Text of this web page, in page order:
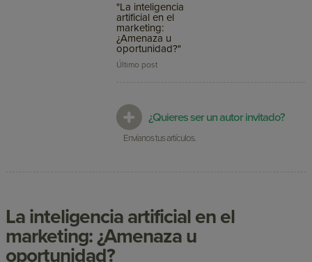
"La inteligencia
artificial en el
marketing:
¿Amenaza u
oportunidad?"
Último post
¿Quieres ser un autor invitado?
Envíanos tus artículos.
La inteligencia artificial en el
marketing: ¿Amenaza u
oportunidad?